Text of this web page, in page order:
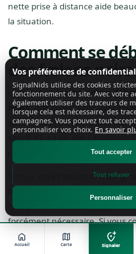
nette prise à distance aide
la situation.
Comment se
des frelons noirs
La question “comment se
noirs” doit être traitée avec
parler d’élimination, il faut
savoir s’il y a un nid. Un insecte
comme une colonie installée.
Si vous voyez seulement un
le jardin, il peut s’agir d’un
charpentière. Dans ce cas,
forcément nécessaire. Si vous
de frelons, la situation est
toute intervention personnelle
home
Accueil
map
Carte
add_location_alt
Signaler
Vos préférences de
SignalNids utilise des cookies
fonctionnement du site. Avec votre
également utiliser des traceurs de
lorsque cela est nécessaire, des
campagnes. Vous pouvez tout
personnaliser vos choix. En savoir
Tout accepter
Tout refuser
Personnaliser